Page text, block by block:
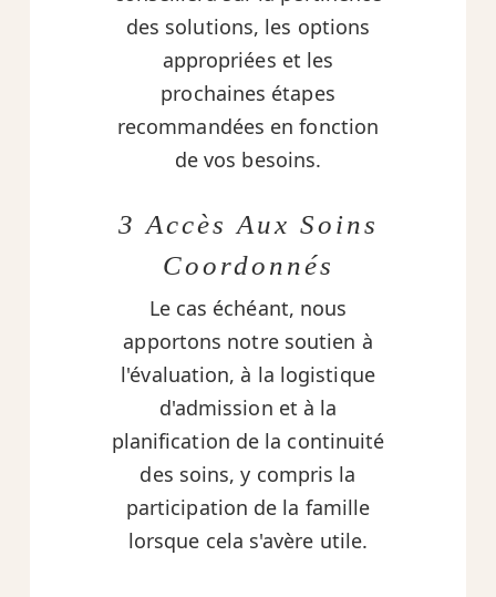
des solutions, les options
appropriées et les
prochaines étapes
recommandées en fonction
de vos besoins.
3 Accès Aux Soins
Coordonnés
Le cas échéant, nous
apportons notre soutien à
l'évaluation, à la logistique
d'admission et à la
planification de la continuité
des soins, y compris la
participation de la famille
lorsque cela s'avère utile.